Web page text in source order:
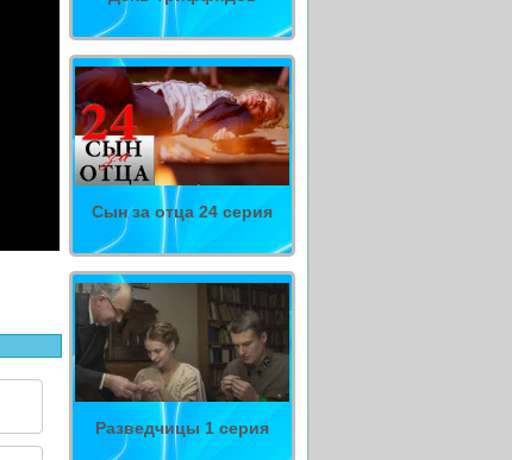
Сын за отца 24 серия
Разведчицы 1 серия